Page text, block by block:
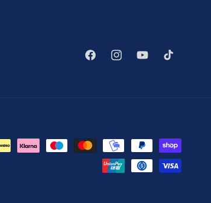
FacebookInstagramYouTubeTikTok